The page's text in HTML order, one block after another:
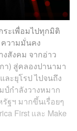
ระเพื่อมไปทุกมิติ
ความมั่นคง
สังคม จากอ่าว
า) สู่คลองปานามา
ละยุโรป ไปจนถึง
ป์กำลังวางหมาก
ฐฯ มากขึ้นเรื่อยๆ
First และ Make